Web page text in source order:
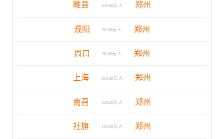
睢县 100.00元/人 郑州
濮阳 80.00元/人 郑州
周口 80.00元/人 郑州
上海 260.00元/人 郑州
南召 100.00元/人 郑州
社旗 130.00元/人 郑州